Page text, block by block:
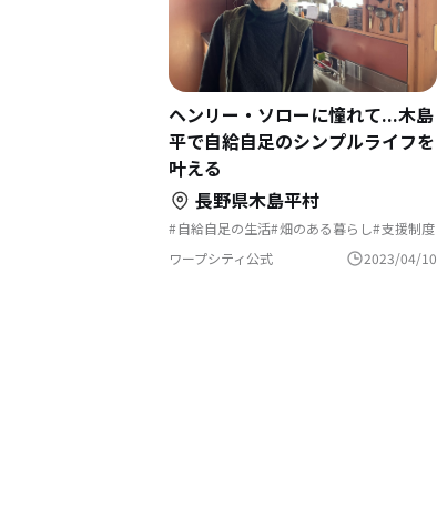
ヘンリー・ソローに憧れて...木島
平で自給自足のシンプルライフを
叶える
長野県木島平村
自給自足の生活 畑のある暮らし 支援制度
村でくらす 文化をつなぐ 自然と暮らす
古民家を活用 歴史をつむぐ 温泉の近く
ワープシティ公式 2023/04/10